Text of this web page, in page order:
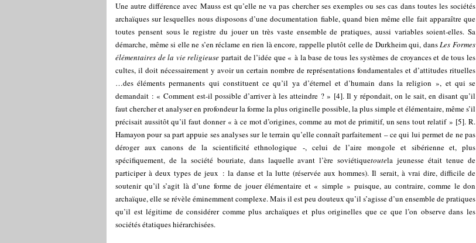
Une autre différence avec Mauss est qu’elle ne va pas chercher ses exemples ou ses cas dans toutes les sociétés
archaïques sur lesquelles nous disposons d’une documentation fiable, quand bien même elle fait apparaître que
toutes pensent sous le registre du jouer un très vaste ensemble de pratiques, aussi variables soient-elles. Sa
démarche, même si elle ne s’en réclame en rien là encore, rappelle plutôt celle de Durkheim qui, dansLes Formes
élémentaires de la vie religieuse partait de l’idée que « à la base de tous les systèmes de croyances et de tous les
cultes, il doit nécessairement y avoir un certain nombre de représentations fondamentales et d’attitudes rituelles
…des éléments permanents qui constituent ce qu’il ya d’éternel et d’humain dans la religion », et qui se
demandait : « Comment est-il possible d’arriver à les atteindre ? » [4]. Il y répondait, on le sait, en disant qu’il
faut chercher et analyser en profondeur la forme la plus originelle possible, la plus simple et élémentaire, même s’il
précisait aussitôt qu’il faut donner « à ce mot d’origines, comme au mot de primitif, un sens tout relatif » [5]. R.
Hamayon pour sa part appuie ses analyses sur le terrain qu’elle connaît parfaitement – ce qui lui permet de ne pas
déroger aux canons de la scientificité ethnologique -, celui de l’aire mongole et sibérienne et, plus
spécifiquement, de la société bouriate, dans laquelle avant l’ère soviétiquetoutela jeunesse était tenue de
participer à deux types de jeux : la danse et la lutte (réservée aux hommes). Il serait, à vrai dire, difficile de
soutenir qu’il s’agit là d’une forme de jouer élémentaire et « simple » puisque, au contraire, comme le don
archaïque, elle se révèle éminemment complexe. Mais il est peu douteux qu’il s’agisse d’un ensemble de pratiques
qu’il est légitime de considérer comme plus archaïques et plus originelles que ce que l’on observe dans les
sociétés étatiques hiérarchisées.